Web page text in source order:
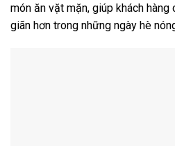
món ăn vặt mặn, giúp khách
giãn hơn trong những ngày hè